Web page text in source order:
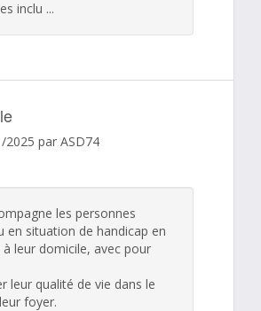
inclu ...
2025 par ASD74
les personnes
en situation de handicap en
leur domicile, avec pour
leur qualité de vie dans le
foyer.